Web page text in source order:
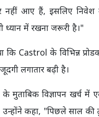
नहीं आए हैं, इसलिए
ध्यान में रखना जरूरी है।"
कि Castrol के विभिन्न
लगातार बढ़ी है।
मुताबिक विज्ञापन खर्च में
उन्होंने कहा, "पिछले साल